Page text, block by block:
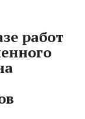
работ